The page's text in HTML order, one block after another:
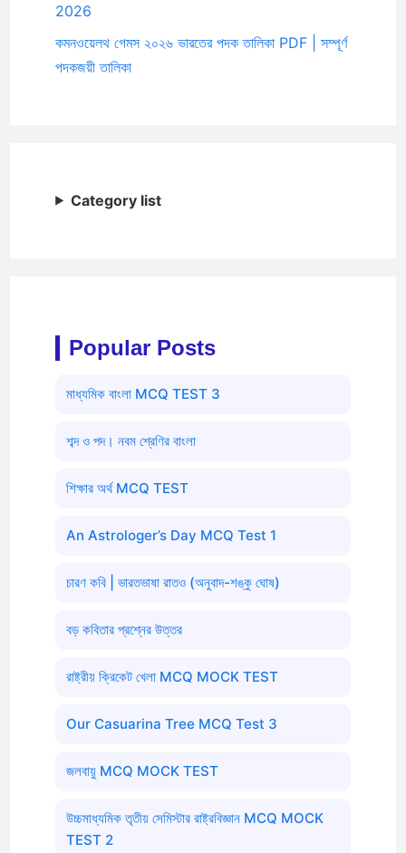
2026
কমনওয়েলথ গেমস ২০২৬ ভারতের পদক তালিকা PDF | সম্পূর্ণ
পদকজয়ী তালিকা
Category list
Popular Posts
মাধ্যমিক বাংলা MCQ TEST 3
শব্দ ও পদ। নবম শ্রেণির বাংলা
শিক্ষার অর্থ MCQ TEST
An Astrologer’s Day MCQ Test 1
চারণ কবি | ভারতভাষা রাতও (অনুবাদ-শঙ্কু ঘোষ)
বড় কবিতার প্রশ্নের উত্তর
রাষ্ট্রীয় ক্রিকেট খেলা MCQ MOCK TEST
Our Casuarina Tree MCQ Test 3
জলবায়ু MCQ MOCK TEST
উচ্চমাধ্যমিক তৃতীয় সেমিস্টার রাষ্ট্রবিজ্ঞান MCQ MOCK
TEST 2